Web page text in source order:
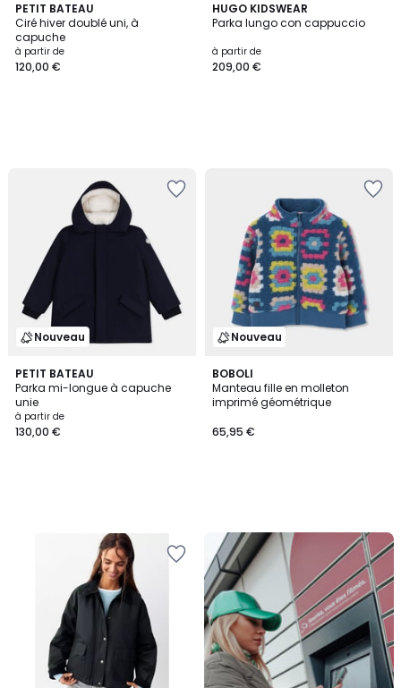
PETIT BATEAU
Ciré hiver doublé uni, à
capuche
à partir de
120,00 €
HUGO KIDSWEAR
Parka lungo con cappuccio
à partir de
209,00 €
Nouveau
PETIT BATEAU
Parka mi-longue à capuche
unie
à partir de
130,00 €
Nouveau
BOBOLI
Manteau fille en molleton
imprimé géométrique
65,95 €
Nouveau
Livraison
en
Locker
Mondial
Relay